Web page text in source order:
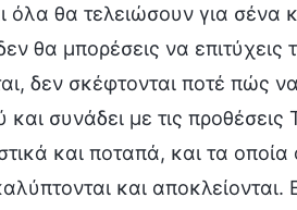
όλα θα τελειώσουν για σένα
θα μπορέσεις να
δεν σκέφτονται ποτέ πώς
και συνάδει με τις
και ποταπά, και τα οποία
και